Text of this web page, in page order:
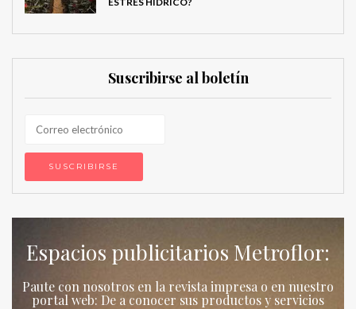
Suscribirse al boletín
Espacios publicitarios Metroflor:
Paute con nosotros en la revista impresa o en nuestro
portal web: De a conocer sus productos y servicios